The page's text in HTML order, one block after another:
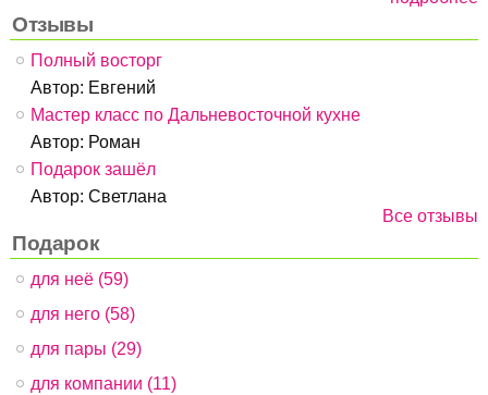
Отзывы
Полный восторг
Автор: Евгений
Мастер класс по Дальневосточной кухне
Автор: Роман
Подарок зашёл
Автор:Светлана
Все отзывы
Подарок
для неё (59)
для него (58)
для пары (29)
для компании (11)